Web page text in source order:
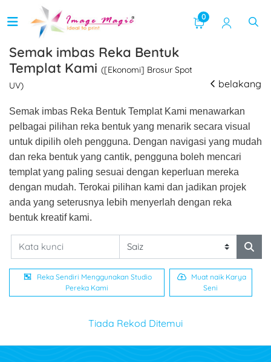
0
Semak imbas Reka Bentuk
Templat Kami ([Ekonomi] Brosur Spot
UV)
belakang
Semak imbas Reka Bentuk Templat Kami menawarkan
pelbagai pilihan reka bentuk yang menarik secara visual
untuk dipilih oleh pengguna. Dengan navigasi yang mudah
dan reka bentuk yang cantik, pengguna boleh mencari
templat yang paling sesuai dengan keperluan mereka
dengan mudah. Terokai pilihan kami dan jadikan projek
anda yang seterusnya lebih menyerlah dengan reka
bentuk kreatif kami.
Reka Sendiri Menggunakan Studio
Pereka Kami
Muat naik Karya
Seni
Tiada Rekod Ditemui